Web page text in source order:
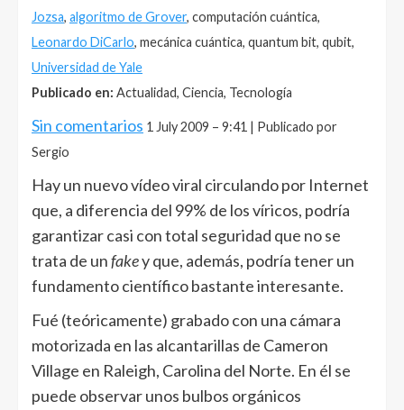
Jozsa, algoritmo de Grover, computación cuántica,
Leonardo DiCarlo, mecánica cuántica, quantum bit, qubit,
Universidad de Yale
Publicado en: Actualidad, Ciencia, Tecnología
Sin comentarios 1 July 2009 – 9:41 | Publicado por
Sergio
Hay un nuevo vídeo viral circulando por Internet
que, a diferencia del 99% de los víricos, podría
garantizar casi con total seguridad que no se
trata de unfakey que, además, podría tener un
fundamento científico bastante interesante.
Fué (teóricamente) grabado con una cámara
motorizada en las alcantarillas de Cameron
Village en Raleigh, Carolina del Norte. En él se
puede observar unos bulbos orgánicos